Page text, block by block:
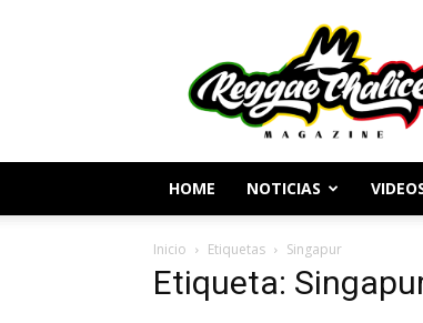
Periodismo
y
Cultura
Reggae
HOME NOTICIAS
Inicio Etiquetas Singapur
Etiqueta: